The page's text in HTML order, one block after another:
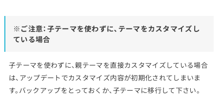
※ご注意：子テーマを使わずに、テーマをカスタマイズし
ている場合
子テーマを使わずに、親テーマを直接カスタマイズしている場合
は、アップデートでカスタマイズ内容が初期化されてしまいま
す。バックアップをとっておくか、子テーマに移行して下さい。